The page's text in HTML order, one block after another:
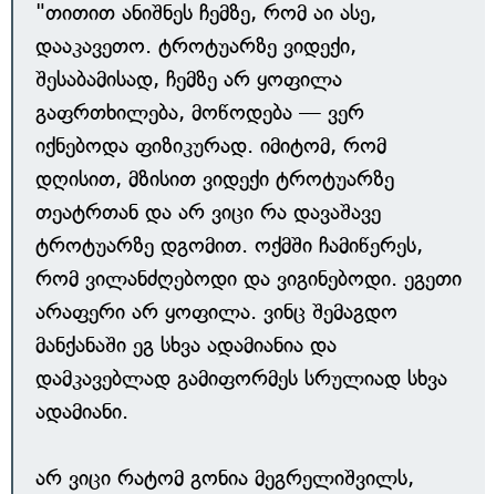
"თითით ანიშნეს ჩემზე, რომ აი ასე,
დააკავეთო. ტროტუარზე ვიდექი,
შესაბამისად, ჩემზე არ ყოფილა
გაფრთხილება, მოწოდება — ვერ
იქნებოდა ფიზიკურად. იმიტომ, რომ
დღისით, მზისით ვიდექი ტროტუარზე
თეატრთან და არ ვიცი რა დავაშავე
ტროტუარზე დგომით. ოქმში ჩამიწერეს,
რომ ვილანძღებოდი და ვიგინებოდი. ეგეთი
არაფერი არ ყოფილა. ვინც შემაგდო
მანქანაში ეგ სხვა ადამიანია და
დამკავებლად გამიფორმეს სრულიად სხვა
ადამიანი.
არ ვიცი რატომ გონია მეგრელიშვილს,